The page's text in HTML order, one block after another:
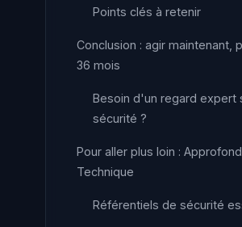
Points clés à retenir
Conclusion : agir maintenant,
36 mois
Besoin d'un regard expert
sécurité ?
Pour aller plus loin :
Technique
Référentiels de sécurité